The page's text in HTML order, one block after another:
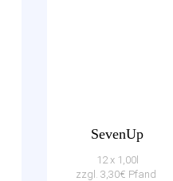
SevenUp
12 x 1,00l
zzgl. 3,30€ Pfand